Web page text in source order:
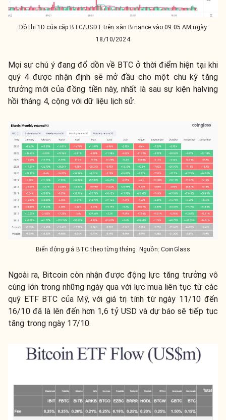
Đồ thị 1D của cặp BTC/USDT trên sàn Binance vào 09:05 AM ngày
18/10/2024
Mọi sự chú ý đang đổ dồn về BTC ở thời điểm hiện tại khi
quý 4 được nhận định sẽ mở đầu cho một chu kỳ tăng
trưởng mới của đồng tiền này, nhất là sau sự kiện halving
hồi tháng 4, cộng với dữ liệu lịch sử.
Biến động giá BTC theo từng tháng. Nguồn: CoinGlass
Ngoài ra, Bitcoin còn nhận được động lực tăng trưởng vô
cùng lớn trong những ngày qua với lực mua liên tục từ các
quỹ ETF BTC của Mỹ, với giá trị tính từ ngày 11/10 đến
16/10 đã là lên đến hơn 1,6 tỷ USD và dự báo sẽ tiếp tục
tăng trong ngày 17/10.